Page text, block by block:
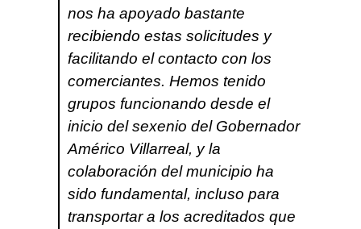
nos ha apoyado bastante
recibiendo estas solicitudes y
facilitando el contacto con los
comerciantes. Hemos tenido
grupos funcionando desde el
inicio del sexenio del Gobernador
Américo Villarreal, y la
colaboración del municipio ha
sido fundamental, incluso para
transportar a los acreditados que